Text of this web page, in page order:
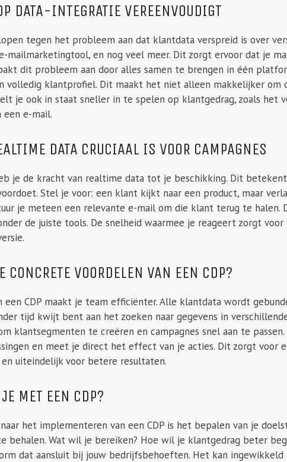
DATA-INTEGRATIE VEREENVOUDIGT
tegen het probleem aan dat klantdata verspreid is over
mailmarketingtool, en nog veel meer. Dit zorgt ervoor dat je
dit probleem aan door alles samen te brengen in één
volledig klantprofiel. Dit maakt het niet alleen makkelijker om
je ook in staat sneller in te spelen op klantgedrag, zoals het
een e-mail.
DATA CRUCIAAL IS VOOR CAMPAGNES
je de kracht van realtime data tot je beschikking. Dit
Stel je voor: een klant kijkt naar een product, maar
je meteen een relevante e-mail om die klant terug te halen.
de juiste tools. De snelheid waarmee je reageert zorgt
CONCRETE VOORDELEN VAN EEN CDP?
een CDP maakt je team efficiënter. Alle klantdata wordt
tijd kwijt bent aan het zoeken naar gegevens in
klantsegmenten te creëren en campagnes snel aan te
en meet je direct het effect van je acties. Dit zorgt voor
uiteindelijk voor betere resultaten.
MET EEN CDP?
het implementeren van een CDP is het bepalen van je
behalen. Wat wil je bereiken? Hoe wil je klantgedrag beter
dat aansluit bij jouw bedrijfsbehoeften. Het kan ingewikkeld